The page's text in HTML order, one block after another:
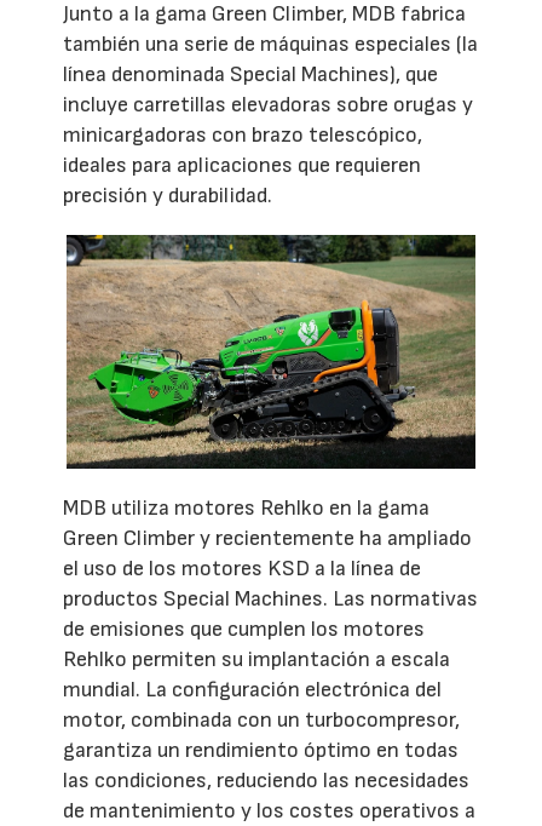
Junto a la gama Green Climber, MDB fabrica
también una serie de máquinas especiales (la
línea denominada Special Machines), que
incluye carretillas elevadoras sobre orugas y
minicargadoras con brazo telescópico,
ideales para aplicaciones que requieren
precisión y durabilidad.
MDB utiliza motores Rehlko en la gama
Green Climber y recientemente ha ampliado
el uso de los motores KSD a la línea de
productos Special Machines. Las normativas
de emisiones que cumplen los motores
Rehlko permiten su implantación a escala
mundial. La configuración electrónica del
motor, combinada con un turbocompresor,
garantiza un rendimiento óptimo en todas
las condiciones, reduciendo las necesidades
de mantenimiento y los costes operativos a